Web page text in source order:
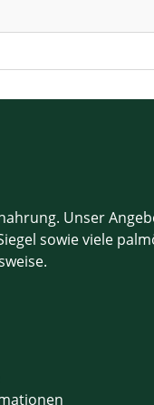
Unser
sowie viele